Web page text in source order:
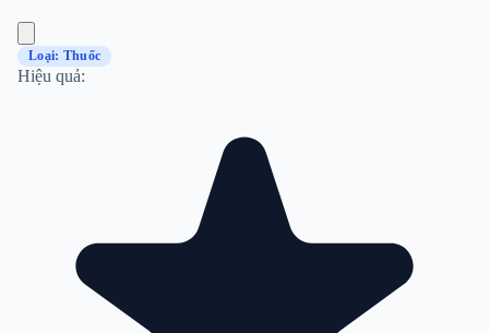
Loại: Thuốc
Hiệu quả: